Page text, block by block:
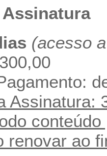
(acesso
Assinatura:
conteúdo
renovar ao